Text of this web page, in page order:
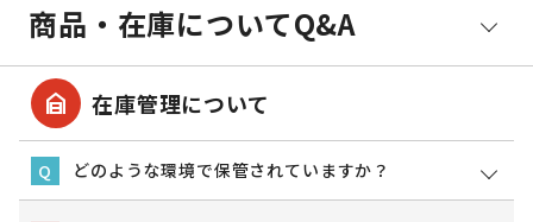
商品・在庫についてQ&A
garage_home 在庫管理について
Q どのような環境で保管されていますか？